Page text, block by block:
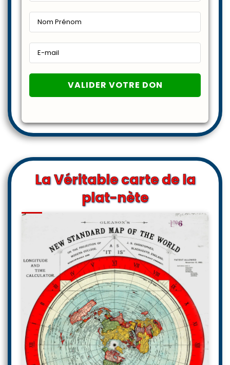
La Véritable carte de la
plat-nète